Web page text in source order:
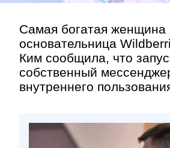
Самая богатая женщина
основательница
Ким сообщила, что
собственный
внутреннего
Контакт»